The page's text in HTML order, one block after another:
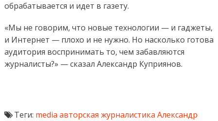
обрабатывается и идет в газету.
«Мы не говорим, что новые технологии — и гаджеты,
и Интернет — плохо и не нужно. Но насколько готова
аудитория воспринимать то, чем забавляются
журналисты?» — сказал Александр Куприянов.
Теги: media авторская журналистика Александр